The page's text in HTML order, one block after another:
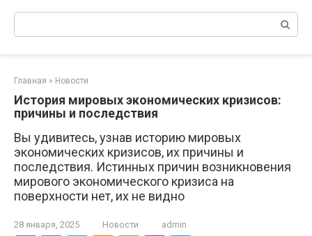
Поиск:
Главная » Новости
История мировых экономических кризисов:
причины и последствия
Вы удивитесь, узнав историю мировых
экономических кризисов, их причины и
последствия. Истинных причин возникновения
мирового экономического кризиса на
поверхности нет, их не видно
28 января, 2025 Новости admin